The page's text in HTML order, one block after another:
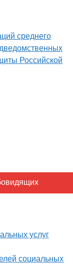
среднего
Российской
услуг
социальных